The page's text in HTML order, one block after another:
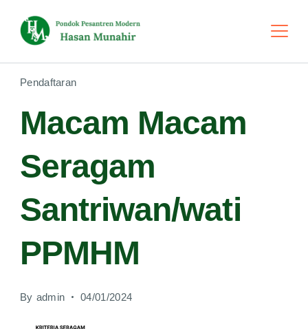
Pendaftaran
Macam Macam
Seragam
Santriwan/wati
PPMHM
By admin 04/01/2024